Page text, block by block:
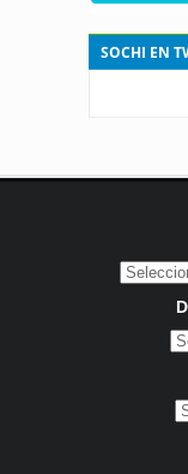
SOCHI EN